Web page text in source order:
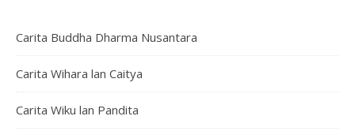
Carita Buddha Dharma Nusantara
Carita Wihara lan Caitya
Carita Wiku lan Pandita